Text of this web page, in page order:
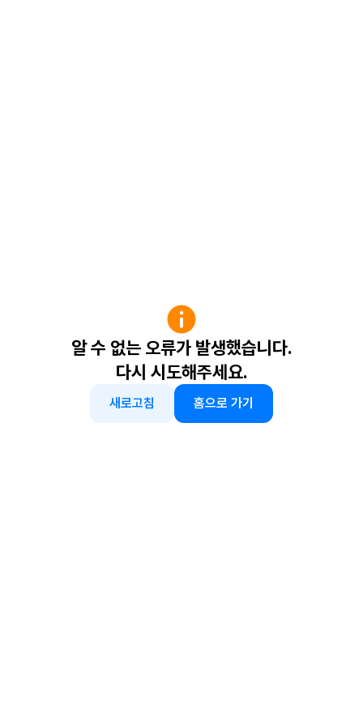
알 수 없는 오류가 발생했습니다.
다시 시도해주세요.
새로고침 홈으로 가기